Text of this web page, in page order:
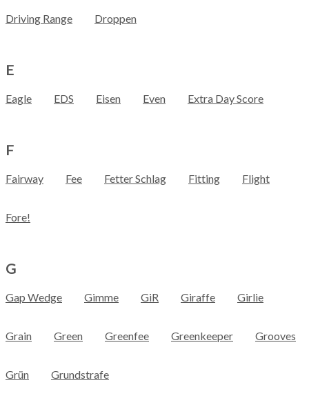
Driving Range Droppen
E
Eagle EDS Eisen Even Extra Day Score
F
Fairway Fee Fetter Schlag Fitting Flight
Fore!
G
Gap Wedge Gimme GiR Giraffe Girlie
Grain Green Greenfee Greenkeeper Grooves
Grün Grundstrafe